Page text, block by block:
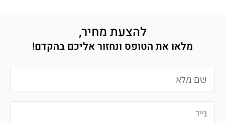
להצעת מחיר,
מלאו את הטופס ונחזור אליכם בהקדם!